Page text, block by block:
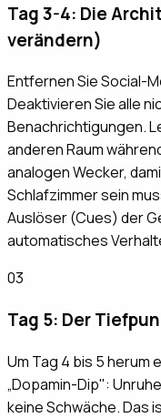
Tag 3-4: Die
verändern)
Entfernen Sie Social-
Deaktivieren Sie alle
Benachrichtigungen.
anderen Raum
analogen Wecker,
Schlafzimmer sein
Auslöser (Cues) der
automatisches
03
Tag 5: Der
Um Tag 4 bis 5 herum
„Dopamin-Dip":
keine Schwäche. Das